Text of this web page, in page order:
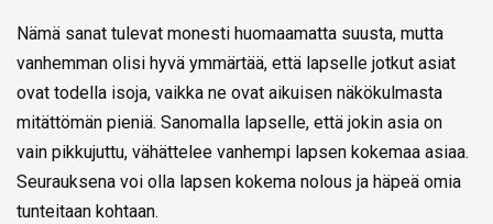
Nämä sanat tulevat monesti huomaamatta suusta, mutta
vanhemman olisi hyvä ymmärtää, että lapselle jotkut asiat
ovat todella isoja, vaikka ne ovat aikuisen näkökulmasta
mitättömän pieniä. Sanomalla lapselle, että jokin asia on
vain pikkujuttu, vähättelee vanhempi lapsen kokemaa asiaa.
Seurauksena voi olla lapsen kokema nolous ja häpeä omia
tunteitaan kohtaan.